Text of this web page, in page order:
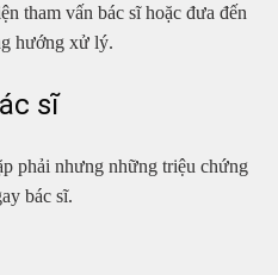
tham vấn bác sĩ hoặc đưa đến
hướng xử lý.
sĩ
phải nhưng những triệu chứng
bác sĩ.